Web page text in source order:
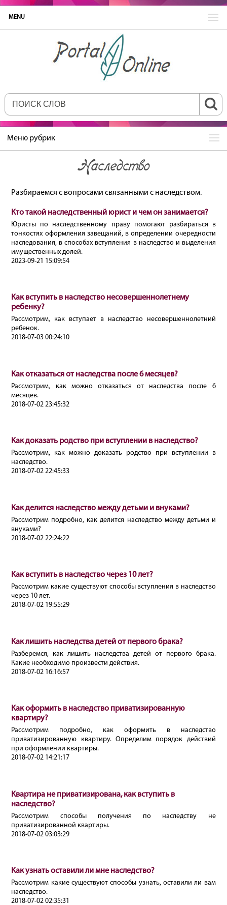
MENU
Меню рубрик
Наследство
Разбираемся с вопросами связанными с наследством.
Кто такой наследственный юрист и чем он занимается?
Юристы по наследственному праву помогают разбираться в
тонкостях оформления завещаний, в определении очередности
наследования, в способах вступления в наследство и выделения
имущественных долей.
2023-09-21 15:09:54
Как вступить в наследство несовершеннолетнему
ребенку?
Рассмотрим, как вступает в наследство несовершеннолетний
ребенок.
2018-07-03 00:24:10
Как отказаться от наследства после 6 месяцев?
Рассмотрим, как можно отказаться от наследства после 6
месяцев.
2018-07-02 23:45:32
Как доказать родство при вступлении в наследство?
Рассмотрим, как можно доказать родство при вступлении в
наследство.
2018-07-02 22:45:33
Как делится наследство между детьми и внуками?
Рассмотрим подробно, как делится наследство между детьми и
внуками?
2018-07-02 22:24:22
Как вступить в наследство через 10 лет?
Рассмотрим какие существуют способы вступления в наследство
через 10 лет.
2018-07-02 19:55:29
Как лишить наследства детей от первого брака?
Разберемся, как лишить наследства детей от первого брака.
Какие необходимо произвести действия.
2018-07-02 16:16:57
Как оформить в наследство приватизированную
квартиру?
Рассмотрим подробно, как оформить в наследство
приватизированную квартиру. Определим порядок действий
при оформлении квартиры.
2018-07-02 14:21:17
Квартира не приватизирована, как вступить в
наследство?
Рассмотрим способы получения по наследству не
приватизированной квартиры.
2018-07-02 03:03:29
Как узнать оставили ли мне наследство?
Рассмотрим какие существуют способы узнать, оставили ли вам
наследство.
2018-07-02 02:35:31